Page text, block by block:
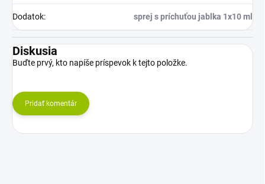
Dodatok: sprej s príchuťou jablka 1x10 ml
Diskusia
Buďte prvý, kto napíše príspevok k tejto položke.
Pridať komentár